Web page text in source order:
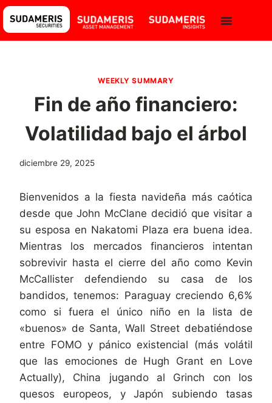
WEEKLY SUMMARY
Fin de año financiero:
Volatilidad bajo el árbol
diciembre 29, 2025
Bienvenidos a la fiesta navideña más caótica
desde que John McClane decidió que visitar a
su esposa en Nakatomi Plaza era buena idea.
Mientras los mercados financieros intentan
sobrevivir hasta el cierre del año como Kevin
McCallister defendiendo su casa de los
bandidos, tenemos: Paraguay creciendo 6,6%
como si fuera el único niño en la lista de
«buenos» de Santa, Wall Street debatiéndose
entre FOMO y pánico existencial (más volátil
que las emociones de Hugh Grant en Love
Actually), China jugando al Grinch con los
quesos europeos, y Japón subiendo tasas